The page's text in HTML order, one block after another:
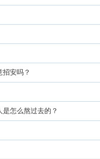
招安吗？
怎么熬过去的？